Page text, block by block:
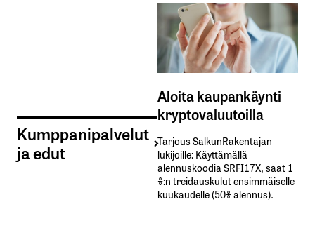
Kumppanipalvelut
ja edut
Aloita kaupankäynti
kryptovaluutoilla
Tarjous SalkunRakentajan
lukijoille: Käyttämällä​ ​
alennuskoodia​ ​SRFI17X,​ ​saat​ ​1
%:n treidauskulut​ ​ensimmäiselle​ ​
kuukaudelle​ ​(50%​ ​alennus).